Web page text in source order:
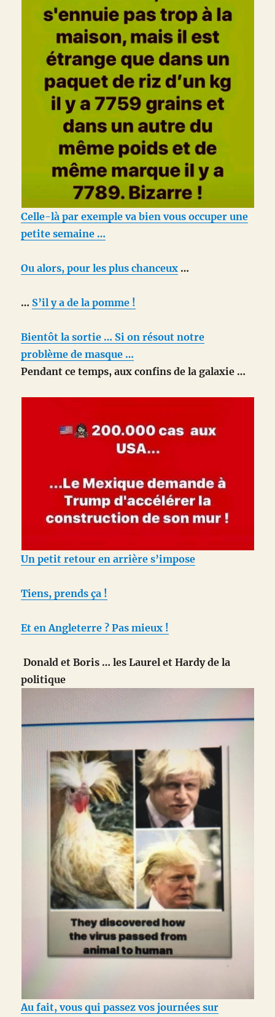
Celle-là par exemple va bien vous occuper une
petite semaine …
Ou alors, pour les plus chanceux …
… S’il y a de la pomme !
Bientôt la sortie … Si on résout notre
problème de masque …
Pendant ce temps, aux confins de la galaxie …
Un petit retour en arrière s’impose
Tiens, prends ça !
Et en Angleterre ? Pas mieux !
Donald et Boris … les Laurel et Hardy de la
politique
Au fait, vous qui passez vos journées sur